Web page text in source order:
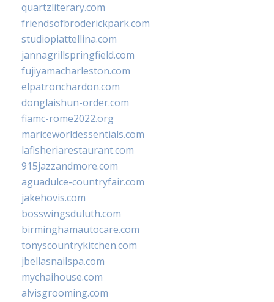
quartzliterary.com
friendsofbroderickpark.com
studiopiattellina.com
jannagrillspringfield.com
fujiyamacharleston.com
elpatronchardon.com
donglaishun-order.com
fiamc-rome2022.org
mariceworldessentials.com
lafisheriarestaurant.com
915jazzandmore.com
aguadulce-countryfair.com
jakehovis.com
bosswingsduluth.com
birminghamautocare.com
tonyscountrykitchen.com
jbellasnailspa.com
mychaihouse.com
alvisgrooming.com